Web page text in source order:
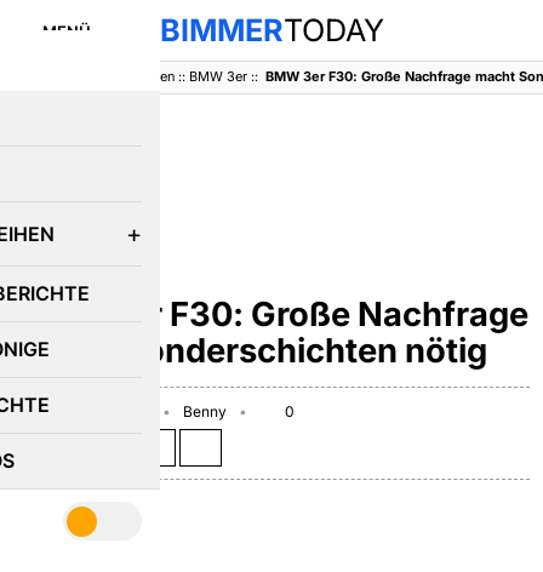
MENÜ BIMMERTODAY
Baureihen:: BMW 3er:: BMW 3er F30: Große Nachfrage macht
BMW 3er F30: Große Nachfrage
macht Sonderschichten nötig
November 26, 2012 Benny
0